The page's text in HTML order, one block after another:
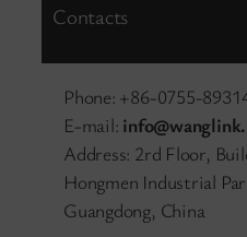
Contacts
Phone: +86-0755-
E-mail:
Address: 2rd Floor,
Hongmen Industrial
Guangdong, China